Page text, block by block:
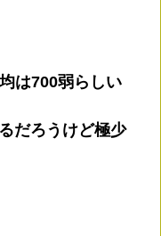
は700弱らしい
だろうけど極少